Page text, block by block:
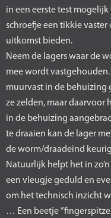
in een eerste test
schroefje een tikkie vaster
uitkomst bieden.
Neem de lagers waar de
mee wordt
muurvast in de behuizing
ze zelden, maar daarvoor
in de behuizing
te draaien kan de lager
de worm/draadeind
Natuurlijk helpt het in
een vleugje geduld en
om het technisch inzicht
… Een beetje